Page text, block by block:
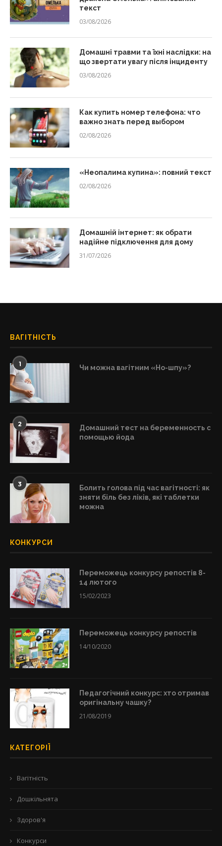
текст
03/08/2026
Домашні травми та їхні наслідки: на
що звертати увагу після інциденту
03/08/2026
Как купить номер телефона: что
важно знать перед выбором
02/08/2026
«Неопалима купина»: повний текст
02/08/2026
Домашній інтернет: як обрати
надійне підключення для дому
31/07/2026
ВАГІТНІСТЬ
1 Чи можна вагітним «Но-шпу»?
2
Домашний тест на беременность с
помощью йода
3
Болить голова під час вагітності: як
зняти біль без ліків, які таблетки
можна
КОНКУРСИ
Переможець конкурсу репостів 8-
14 лютого
15/02/2023
Переможець конкурсу репостів
14/10/2020
Педагогічний конкурс: хто отримав
оригінальну чашку?
21/08/2019
КАТЕГОРІЇ
Вагітність
Дошкільнята
Здоров'я
Конкурси